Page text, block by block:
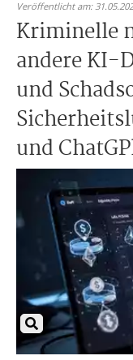
Veröffentlicht am:
Kriminelle
andere KI-
und
und